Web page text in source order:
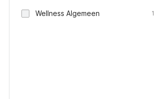
Wellness Algemeen 1